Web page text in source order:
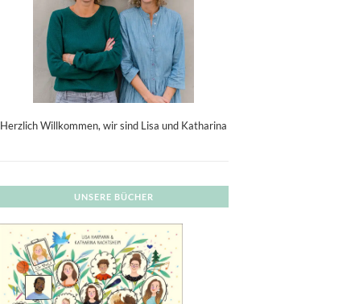
Herzlich Willkommen, wir sind Lisa und Katharina
UNSERE BÜCHER